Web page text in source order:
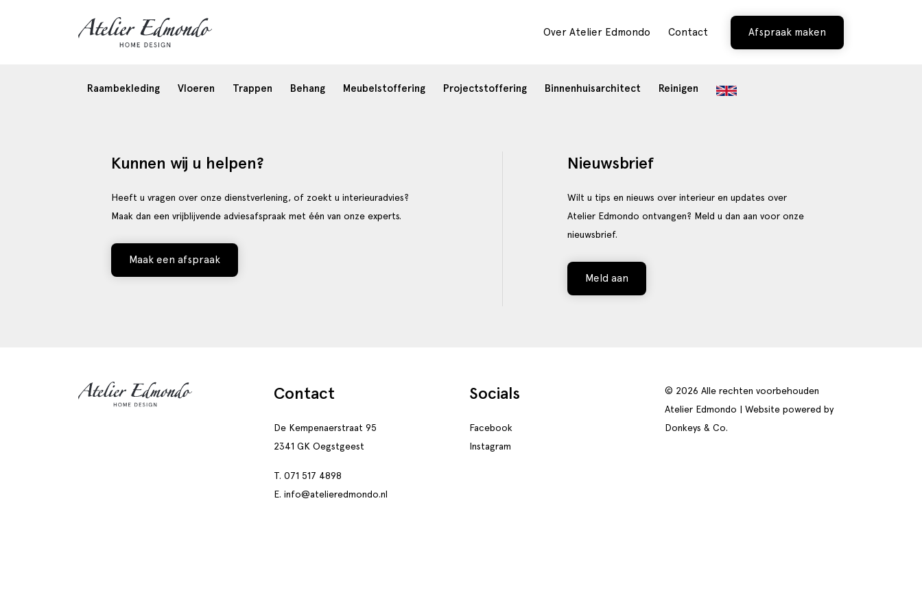
Over Atelier Edmondo Contact Afspraak maken
Raambekleding Vloeren Trappen Behang Meubelstoffering Projectstoffering Binnenhuisarchitect Reinigen
Kunnen wij u helpen?
Heeft u vragen over onze dienstverlening, of zoekt u interieuradvies?
Maak dan een vrijblijvende adviesafspraak met één van onze experts.
Maak een afspraak
Nieuwsbrief
Wilt u tips en nieuws over interieur en updates over
Atelier Edmondo ontvangen? Meld u dan aan voor onze
nieuwsbrief.
Meld aan
Contact
De Kempenaerstraat 95
2341 GK Oegstgeest
T. 071 517 4898
E. info@atelieredmondo.nl
Socials
Facebook
Instagram
© 2026 Alle rechten voorbehouden
Atelier Edmondo | Website powered by
Donkeys & Co.